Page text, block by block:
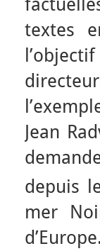
textes
Jean
depuis
mer